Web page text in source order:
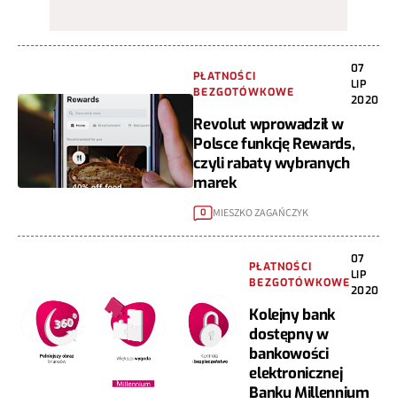
PŁATNOŚCI
BEZGOTÓWKOWE
07
LIP
2020
Revolut wprowadził w
Polsce funkcję Rewards,
czyli rabaty wybranych
marek
0 MIESZKO ZAGAŃCZYK
PŁATNOŚCI
BEZGOTÓWKOWE
07
LIP
2020
Kolejny bank
dostępny w
bankowości
elektronicznej
Banku Millennium